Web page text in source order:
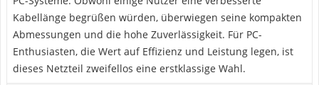
Kabellänge begrüßen würden, überwiegen seine kompakten
Abmessungen und die hohe Zuverlässigkeit. Für PC-
Enthusiasten, die Wert auf Effizienz und Leistung legen, ist
dieses Netzteil zweifellos eine erstklassige Wahl.